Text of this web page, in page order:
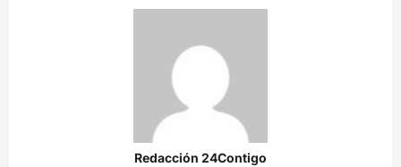
Redacción 24Contigo